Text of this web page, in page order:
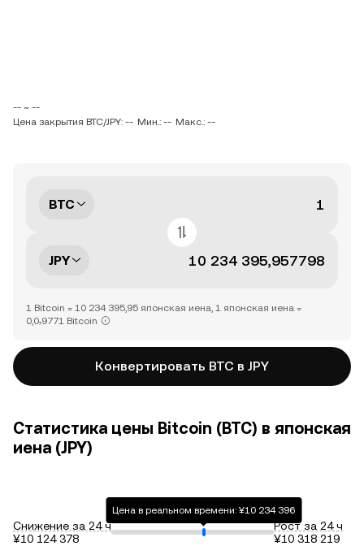
-- ~ --
Цена закрытия BTC/JPY: -- Мин.: -- Макс.: --
BTC
JPY
1 Bitcoin = 10 234 395,95 японская иена, 1 японская иена =
0,0₇9771 Bitcoin
Конвертировать BTC в JPY
Статистика цены Bitcoin (BTC) в японская
иена (JPY)
Снижение за 24 ч
¥10 124 378
Цена в реальном времени: ¥10 234 396
Рост за 24 ч
¥10 318 219